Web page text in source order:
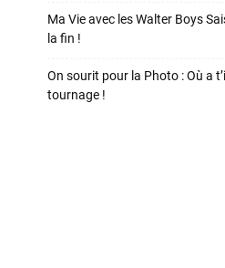
Ma Vie avec les Walter Boys
la fin !
On sourit pour la Photo : Où a
tournage !